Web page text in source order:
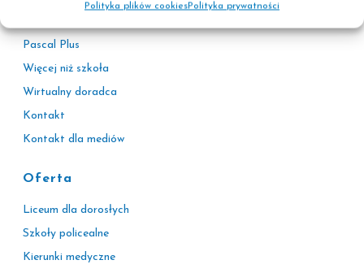
Polityka plików cookiesPolityka prywatności
Pascal Plus
Więcej niż szkoła
Wirtualny doradca
Kontakt
Kontakt dla mediów
Oferta
Liceum dla dorosłych
Szkoły policealne
Kierunki medyczne